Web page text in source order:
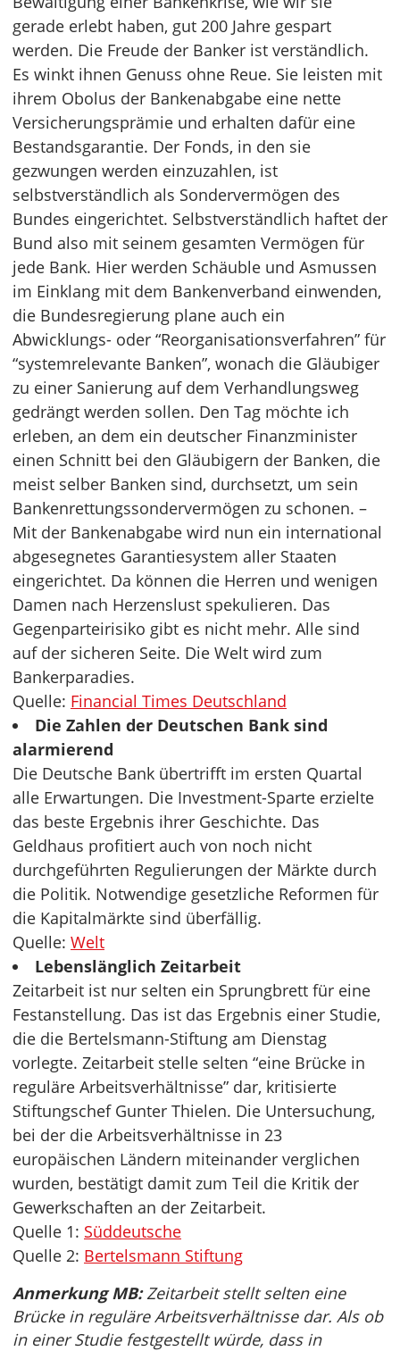
gerade erlebt haben, gut 200 Jahre gespart
werden. Die Freude der Banker ist verständlich.
Es winkt ihnen Genuss ohne Reue. Sie leisten mit
ihrem Obolus der Bankenabgabe eine nette
Versicherungsprämie und erhalten dafür eine
Bestandsgarantie. Der Fonds, in den sie
gezwungen werden einzuzahlen, ist
selbstverständlich als Sondervermögen des
Bundes eingerichtet. Selbstverständlich haftet der
Bund also mit seinem gesamten Vermögen für
jede Bank. Hier werden Schäuble und Asmussen
im Einklang mit dem Bankenverband einwenden,
die Bundesregierung plane auch ein
Abwicklungs- oder “Reorganisationsverfahren” für
“systemrelevante Banken”, wonach die Gläubiger
zu einer Sanierung auf dem Verhandlungsweg
gedrängt werden sollen. Den Tag möchte ich
erleben, an dem ein deutscher Finanzminister
einen Schnitt bei den Gläubigern der Banken, die
meist selber Banken sind, durchsetzt, um sein
Bankenrettungssondervermögen zu schonen. –
Mit der Bankenabgabe wird nun ein international
abgesegnetes Garantiesystem aller Staaten
eingerichtet. Da können die Herren und wenigen
Damen nach Herzenslust spekulieren. Das
Gegenparteirisiko gibt es nicht mehr. Alle sind
auf der sicheren Seite. Die Welt wird zum
Bankerparadies.
Quelle: Financial Times Deutschland
Die Zahlen der Deutschen Bank sind
alarmierend
Die Deutsche Bank übertrifft im ersten Quartal
alle Erwartungen. Die Investment-Sparte erzielte
das beste Ergebnis ihrer Geschichte. Das
Geldhaus profitiert auch von noch nicht
durchgeführten Regulierungen der Märkte durch
die Politik. Notwendige gesetzliche Reformen für
die Kapitalmärkte sind überfällig.
Quelle: Welt
Lebenslänglich Zeitarbeit
Zeitarbeit ist nur selten ein Sprungbrett für eine
Festanstellung. Das ist das Ergebnis einer Studie,
die die Bertelsmann-Stiftung am Dienstag
vorlegte. Zeitarbeit stelle selten “eine Brücke in
reguläre Arbeitsverhältnisse” dar, kritisierte
Stiftungschef Gunter Thielen. Die Untersuchung,
bei der die Arbeitsverhältnisse in 23
europäischen Ländern miteinander verglichen
wurden, bestätigt damit zum Teil die Kritik der
Gewerkschaften an der Zeitarbeit.
Quelle 1: Süddeutsche
Quelle 2: Bertelsmann Stiftung
Anmerkung MB:Zeitarbeit stellt selten eine
Brücke in reguläre Arbeitsverhältnisse dar. Als ob
in einer Studie festgestellt würde, dass in